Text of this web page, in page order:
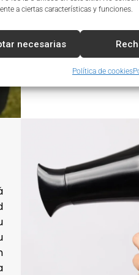
a ciertas características y funciones.
necesarias
Política de cookies
forma eficiente
garantizando el